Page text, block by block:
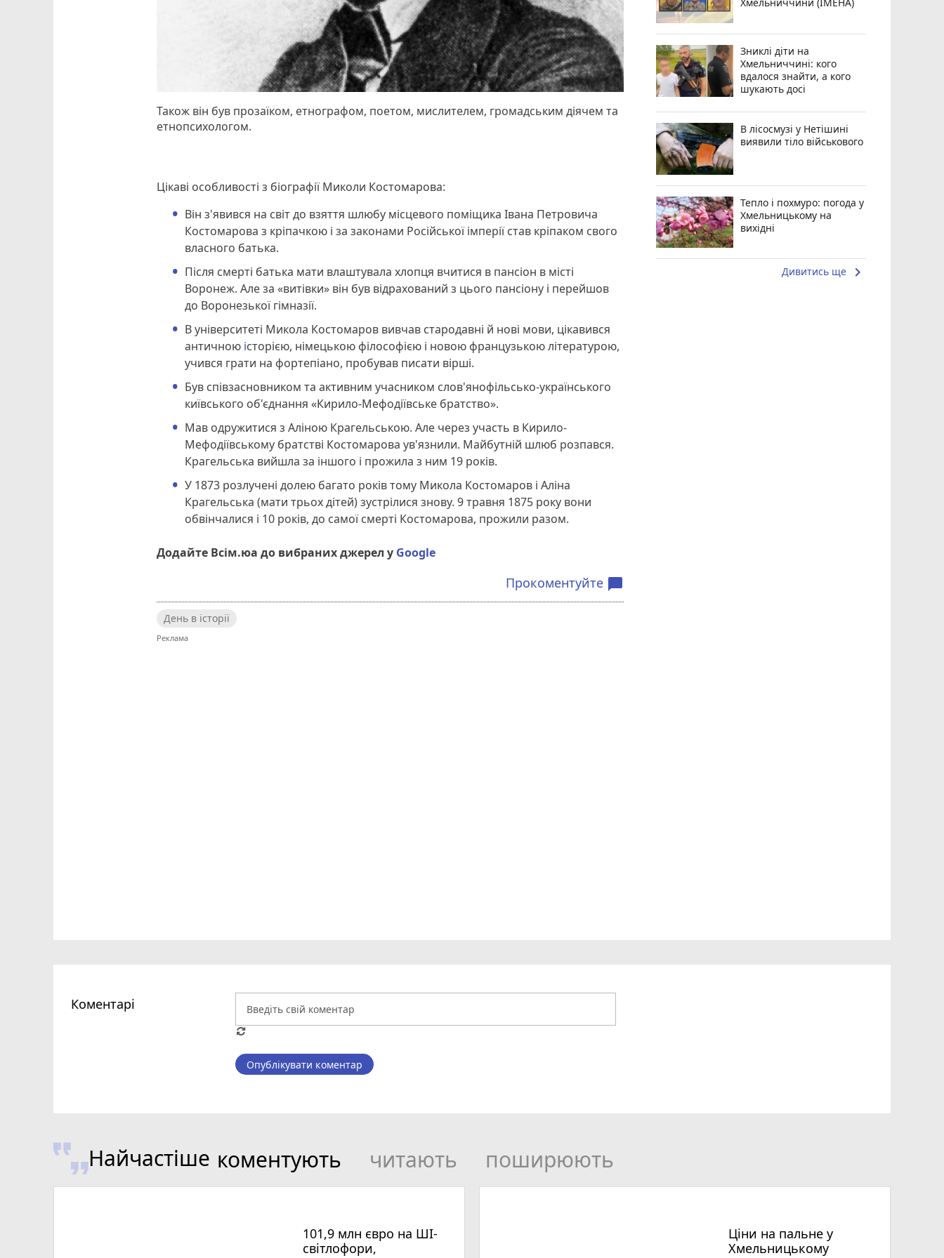
Також він був прозаїком, етнографом, поетом, мислителем, громадським діячем та
етнопсихологом.
Цікаві особливості з біографії Миколи Костомарова:
Він з'явився на світ до взяття шлюбу місцевого поміщика Івана Петровича
Костомарова з кріпачкою і за законами Російської імперії став кріпаком свого
власного батька.
Після смерті батька мати влаштувала хлопця вчитися в пансіон в місті
Воронеж. Але за «витівки» він був відрахований з цього пансіону і перейшов
до Воронезької гімназії.
В університеті Микола Костомаров вивчав стародавні й нові мови, цікавився
античною історією, німецькою філософією і новою французькою літературою,
учився грати на фортепіано, пробував писати вірші.
Був співзасновником та активним учасником слов'янофільсько-українського
київського об'єднання«Кирило-Мефодіївське братство».
Мав одружитися з Аліною Крагельською. Але через участь в Кирило-
Мефодіївському братстві Костомарова ув'язнили. Майбутній шлюб розпався.
Крагельська вийшла за іншого і прожила з ним 19 років.
У 1873 розлучені долею багато років тому Микола Костомаров і Аліна
Крагельська (мати трьох дітей) зустрілися знову. 9 травня 1875 року вони
обвінчалися і 10 років, до самої смерті Костомарова, прожили разом.
Додайте Всім.юа до вибраних джерел у Google
Прокоментуйте chat_bubble
День в історії
Зниклі діти на
Хмельниччині: кого
вдалося знайти, а кого
шукають досі
В лісосмузі у Нетішині
виявили тіло військового
Тепло і похмуро: погода у
Хмельницькому на
вихідні
Дивитись ще keyboard_arrow_right
Коментарі
Опублікувати коментар
Найчастіше коментують читають поширюють
101,9 млн євро на ШІ-
світлофори,
Ціни на пальне у
Хмельницькому